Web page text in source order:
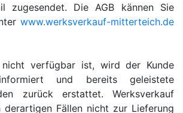
zugesendet. Die AGB kännen Sie
www.werksverkauf-mitterteich.de
nicht verfügbar ist, wird der Kunde
und bereits geleistete
zurück erstattet. Werksverkauf
Fällen nicht zur Lieferung